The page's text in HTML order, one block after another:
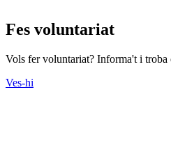
voluntariat.gencat.cat